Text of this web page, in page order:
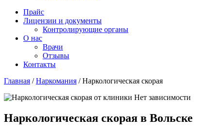
Прайс
Лицензии и документы
Контролирующие органы
О нас
Врачи
Отзывы
Контакты
Главная /Наркомания /Наркологическая скорая
Наркологическая скорая в Вольске